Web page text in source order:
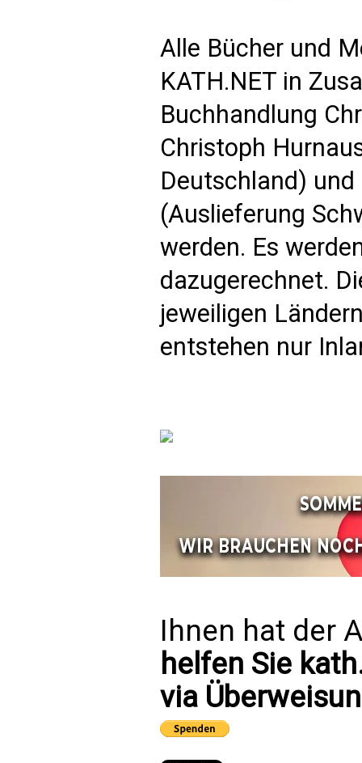
Alle Bücher und
KATH.NET in
Buchhandlung
Christoph
Deutschland)
(Auslieferung
werden. Es
dazugerechnet.
jeweiligen
entstehen nur
Ihnen hat der
helfen Sie
via